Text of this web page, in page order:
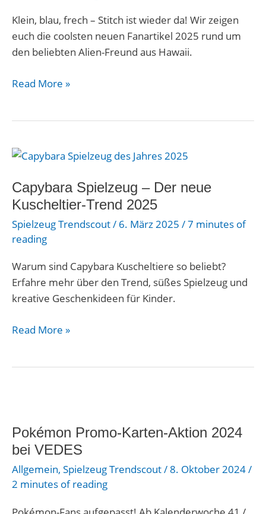
Klein, blau, frech – Stitch ist wieder da! Wir zeigen
euch die coolsten neuen Fanartikel 2025 rund um
den beliebten Alien-Freund aus Hawaii.
2025
bei
VEDES
Read More »
Capybara Spielzeug – Der neue
Kuscheltier-Trend 2025
Spielzeug Trendscout/ 6. März 2025 /7 minutes of
reading
Warum sind Capybara Kuscheltiere so beliebt?
Erfahre mehr über den Trend, süßes Spielzeug und
kreative Geschenkideen für Kinder.
Capybara
–
Der
neue
Kuscheltier-
2025
Read More »
Pokémon Promo-Karten-Aktion 2024
bei VEDES
Allgemein, Spielzeug Trendscout/ 8. Oktober 2024/
2 minutes of reading
Karten-
Aktion
2024
bei